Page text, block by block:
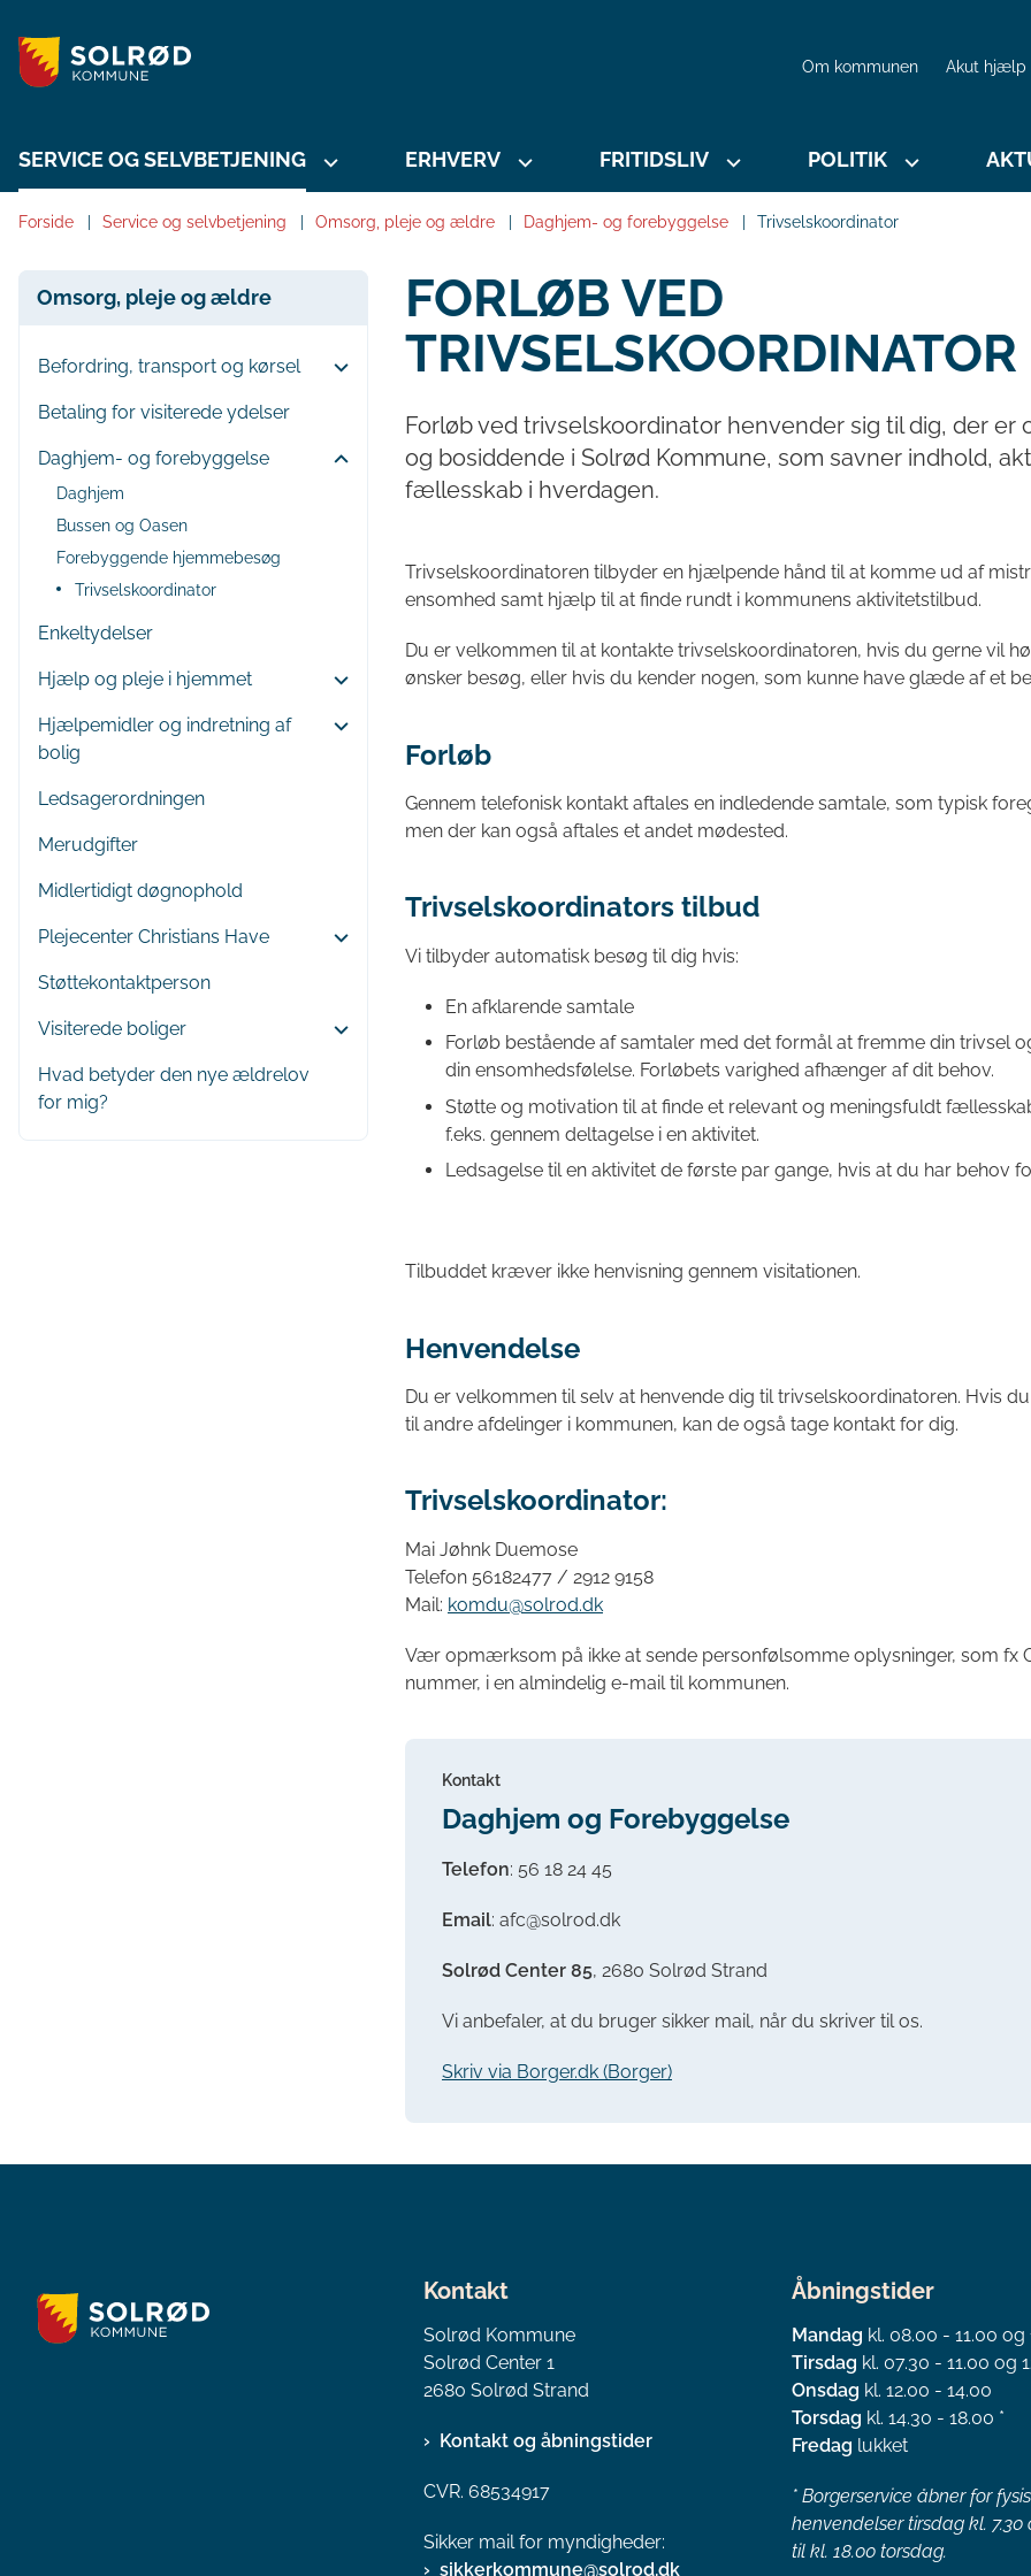
Om kommunen Akut hjælp
SERVICE OG SELVBETJENING ERHVERV FRITIDSLIV POLITIK
Forside Service og selvbetjening Omsorg, pleje og ældre Daghjem- og forebyggelse Trivselskoordinator
Omsorg, pleje og ældre
Befordring, transport og kørsel
Betaling for visiterede ydelser
Daghjem- og forebyggelse
Daghjem
Bussen og Oasen
Forebyggende hjemmebesøg
Trivselskoordinator
Enkeltydelser
Hjælp og pleje i hjemmet
Hjælpemidler og indretning af
bolig
Ledsagerordningen
Merudgifter
Midlertidigt døgnophold
Plejecenter Christians Have
Støttekontaktperson
Visiterede boliger
Hvad betyder den nye ældrelov
for mig?
FORLØB VED
TRIVSELSKOORDINATOR
Forløb ved trivselskoordinator henvender sig til dig, der er
og bosiddende i Solrød Kommune, som savner indhold,
fællesskab i hverdagen.
Trivselskoordinatoren tilbyder en hjælpende hånd til at komme ud af
ensomhed samt hjælp til at finde rundt i kommunens aktivitetstilbud.
Du er velkommen til at kontakte trivselskoordinatoren, hvis du gerne vil
ønsker besøg, eller hvis du kender nogen, som kunne have glæde af et
Forløb
Gennem telefonisk kontakt aftales en indledende samtale, som typisk
men der kan også aftales et andet mødested.
Trivselskoordinators tilbud
Vi tilbyder automatisk besøg til dig hvis:
En afklarende samtale
Forløb bestående af samtaler med det formål at fremme din trivsel
din ensomhedsfølelse. Forløbets varighed afhænger af dit behov.
Støtte og motivation til at finde et relevant og meningsfuldt
f.eks. gennem deltagelse i en aktivitet.
Ledsagelse til en aktivitet de første par gange, hvis at du har behov
Tilbuddet kræver ikke henvisning gennem visitationen.
Henvendelse
Du er velkommen til selv at henvende dig til trivselskoordinatoren. Hvis
til andre afdelinger i kommunen, kan de også tage kontakt for dig.
Trivselskoordinator:
Mai Jøhnk Duemose
Telefon 56182477 / 2912 9158
Mail: komdu@solrod.dk
Vær opmærksom på ikke at sende personfølsomme oplysninger, som fx
nummer, i en almindelig e-mail til kommunen.
Kontakt
Daghjem og Forebyggelse
Telefon: 56 18 24 45
Email: afc@solrod.dk
Solrød Center 85, 2680 Solrød Strand
Vi anbefaler, at du bruger sikker mail, når du skriver til os.
Skriv via Borger.dk (Borger)
Kontakt
Solrød Kommune
Solrød Center 1
2680 Solrød Strand
Kontakt og åbningstider
CVR. 68534917
Sikker mail for myndigheder:
sikkerkommune@solrod.dk
Åbningstider
Mandag kl. 08.00 - 11.00 og
Tirsdag kl. 07.30 - 11.00 og
Onsdag kl. 12.00 - 14.00
Torsdag kl. 14.30 - 18.00 *
Fredag lukket
* Borgerservice åbner for
henvendelser tirsdag kl.
til kl. 18.00 torsdag.